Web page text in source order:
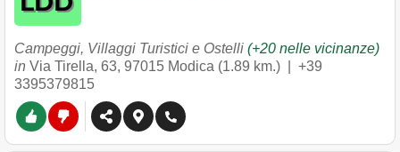
Campeggi, Villaggi Turistici e Ostelli (+20 nelle vicinanze)
in Via Tirella, 63, 97015 Modica (1.89 km.) | +39
3395379815